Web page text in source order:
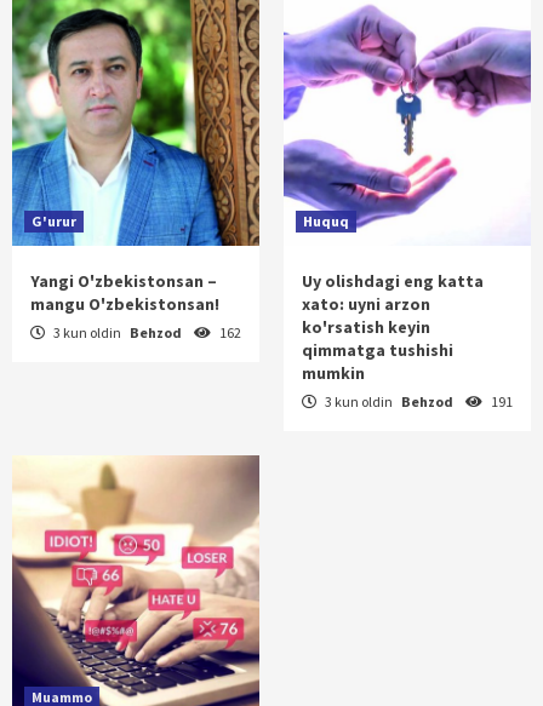
G'urur
Yangi O'zbekistonsan –
mangu O'zbekistonsan!
3 kun oldin Behzod 162
Huquq
Uy olishdagi eng katta
xato: uyni arzon
ko'rsatish keyin
qimmatga tushishi
mumkin
3 kun oldin Behzod 191
Muammo